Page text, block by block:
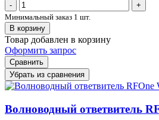
-
+
Минимальный заказ 1 шт.
В корзину
Товар добавлен в корзину
Оформить запрос
Сравнить
Убрать из сравнения
Волноводный ответвитель